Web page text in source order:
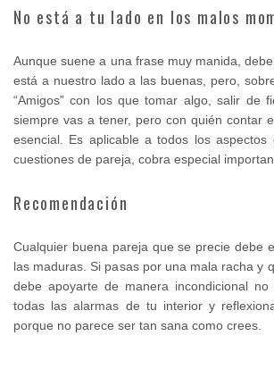
No está a tu lado en los malos
Aunque suene a una frase muy manida,
está a nuestro lado a las buenas, pero,
“Amigos” con los que tomar algo, salir de
siempre vas a tener, pero con quién contar
esencial. Es aplicable a todos los
cuestiones de pareja, cobra especial
Recomendación
Cualquier buena pareja que se precie debe
las maduras. Si pasas por una mala racha y
debe apoyarte de manera incondicional
todas las alarmas de tu interior y
porque no parece ser tan sana como crees.